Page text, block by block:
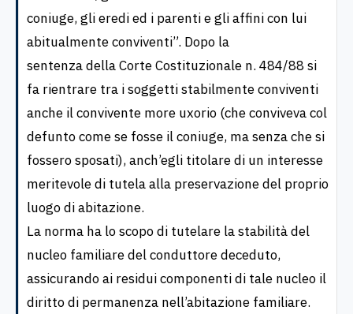
coniuge, gli eredi ed i parenti e gli affini con lui
abitualmente conviventi”. Dopo la
sentenza della Corte Costituzionale n. 484/88 si
fa rientrare tra i soggetti stabilmente conviventi
anche il convivente more uxorio (che conviveva col
defunto come se fosse il coniuge, ma senza che si
fossero sposati), anch’egli titolare di un interesse
meritevole di tutela alla preservazione del proprio
luogo di abitazione.
La norma ha lo scopo di tutelare la stabilità del
nucleo familiare del conduttore deceduto,
assicurando ai residui componenti di tale nucleo il
diritto di permanenza nell’abitazione familiare.